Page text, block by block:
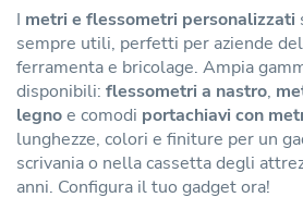
I metri e flessometri personalizzati
sempre utili, perfetti per aziende
ferramenta e bricolage. Ampia
disponibili: flessometri a nastro,
legnoe comodi portachiavi con
lunghezze, colori e finiture per un
scrivania o nella cassetta degli
anni. Configura il tuo gadget ora!